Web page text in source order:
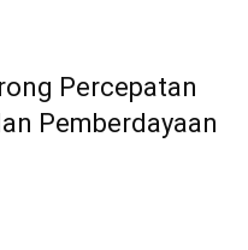
Percepatan
Pemberdayaan